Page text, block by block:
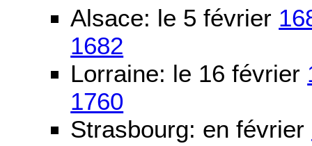
Alsace: le 5 février
1682
Lorraine: le 16 février
1760
Strasbourg: en février